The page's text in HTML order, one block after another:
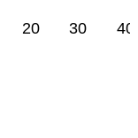
20 30 40